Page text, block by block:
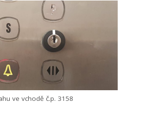
ve vchodě č.p. 3158